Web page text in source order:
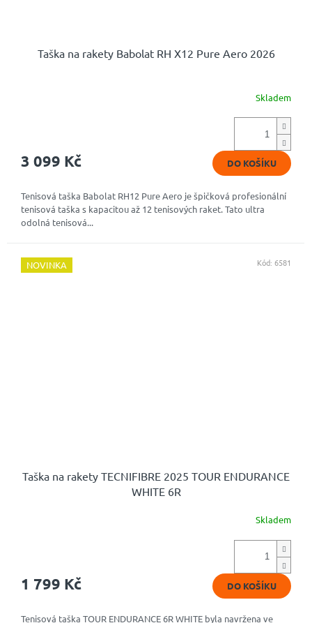
Taška na rakety Babolat RH X12 Pure Aero 2026
Skladem
3 099 Kč DO KOŠÍKU
Tenisová taška Babolat RH12 Pure Aero je špičková profesionální
tenisová taška s kapacitou až 12 tenisových raket. Tato ultra
odolná tenisová...
NOVINKA
Taška na rakety TECNIFIBRE 2025 TOUR ENDURANCE
WHITE 6R
Skladem
1 799 Kč DO KOŠÍKU
Tenisová taška TOUR ENDURANCE 6R WHITE byla navržena ve
Kód: 6581